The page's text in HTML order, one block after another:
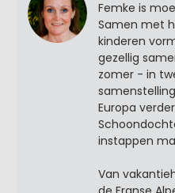
Femke is
Samen met
kinderen
gezellig
zomer - in
Europa
instappen
Van